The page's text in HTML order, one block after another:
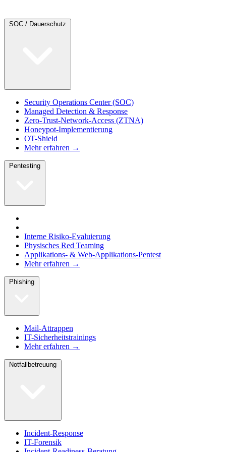
Security Operations Center (SOC)
Managed Detection & Response
Zero-Trust-Network-Access (ZTNA)
Honeypot-Implementierung
OT-Shield
Mehr erfahren →
Interne Risiko-Evaluierung
Physisches Red Teaming
Applikations- & Web-Applikations-Pentest
Mehr erfahren →
Mail-Attrappen
IT-Sicherheitstrainings
Mehr erfahren →
Incident-Response
IT-Forensik